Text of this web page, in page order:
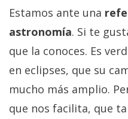
Estamos ante una
astronomía. Si te
que la conoces. Es
en eclipses, que su
mucho más amplio.
que nos facilita, que